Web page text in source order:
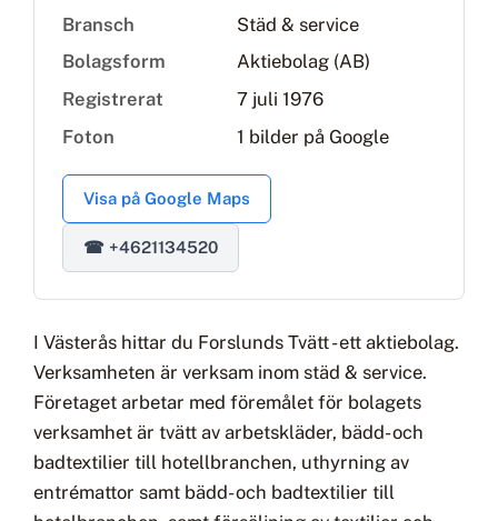
Bransch
Städ & service
Bolagsform
Aktiebolag (AB)
Registrerat
7 juli 1976
Foton
1 bilder på Google
Visa på Google Maps
☎ +4621134520
I Västerås hittar du Forslunds Tvätt - ett aktiebolag.
Verksamheten är verksam inom städ & service.
Företaget arbetar med föremålet för bolagets
verksamhet är tvätt av arbetskläder, bädd- och
badtextilier till hotellbranchen, uthyrning av
entrémattor samt bädd- och badtextilier till